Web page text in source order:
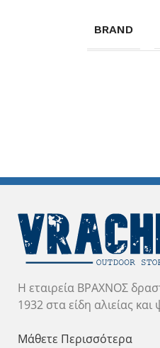
BRAND
Η εταιρεία ΒΡΑΧΝΟΣ
1932 στα είδη αλιείας
Μάθετε Περισσότερα